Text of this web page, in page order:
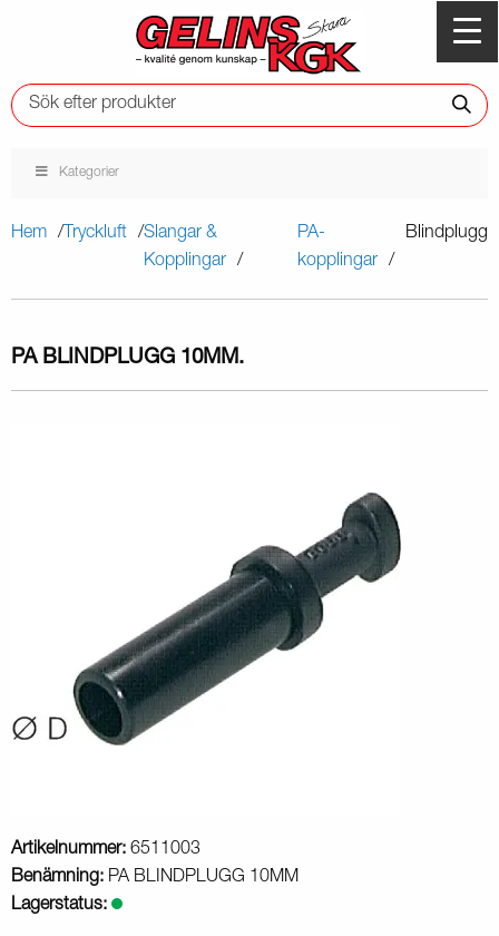
Kategorier
Hem Tryckluft
Slangar &
Kopplingar
PA-
kopplingar
Blindplugg
PA BLINDPLUGG 10MM.
Artikelnummer: 6511003
Benämning: PA BLINDPLUGG 10MM
Lagerstatus: